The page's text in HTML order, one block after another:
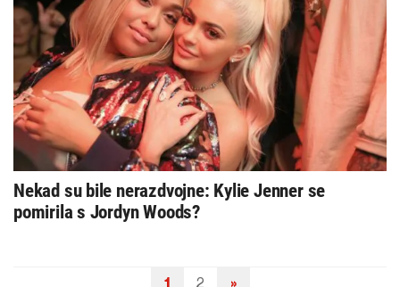
Nekad su bile nerazdvojne: Kylie Jenner se
pomirila s Jordyn Woods?
1 2 »